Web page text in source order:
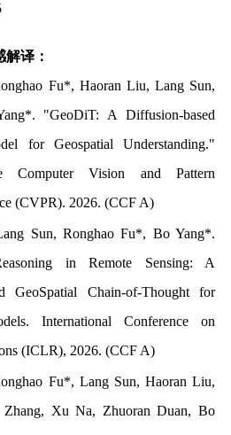
译：
Fu*, Haoran Liu, Lang Sun,
"GeoDiT: A Diffusion-based
for Geospatial Understanding."
Computer Vision and Pattern
(CVPR). 2026. (CCF A)
Sun, Ronghao Fu*, Bo Yang*.
in Remote Sensing: A
GeoSpatial Chain-of-Thought for
International Conference on
(ICLR), 2026. (CCF A)
Fu*, Lang Sun, Haoran Liu,
Zhang, Xu Na, Zhuoran Duan, Bo